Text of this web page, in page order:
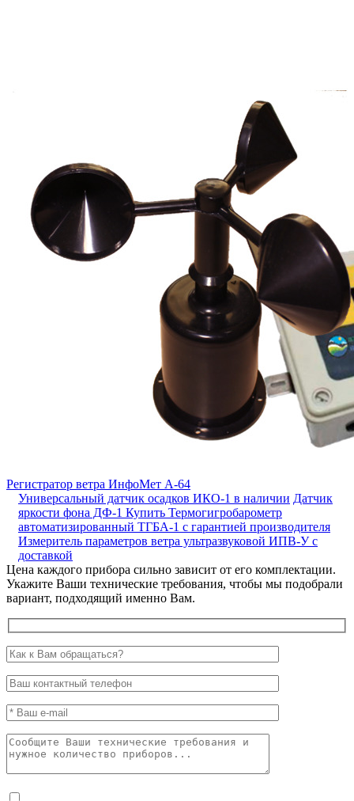
Регистратор ветра ИнфоМет А-64
Универсальный датчик осадков ИКО-1 в наличии Датчик
яркости фона ДФ-1 Купить Термогигробарометр
автоматизированный ТГБА-1 с гарантией производителя
Измеритель параметров ветра ультразвуковой ИПВ-У с
доставкой
Цена каждого прибора сильно зависит от его комплектации.
Укажите Ваши технические требования, чтобы мы подобрали
вариант, подходящий именно Вам.